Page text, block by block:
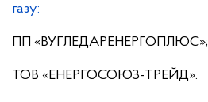
газу:
ПП «ВУГЛЕДАРЕНЕРГОПЛЮС»;
ТОВ «ЕНЕРГОСОЮЗ-ТРЕЙД».